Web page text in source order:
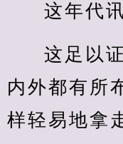
这年代
这足以
内外都有所
样轻易地拿